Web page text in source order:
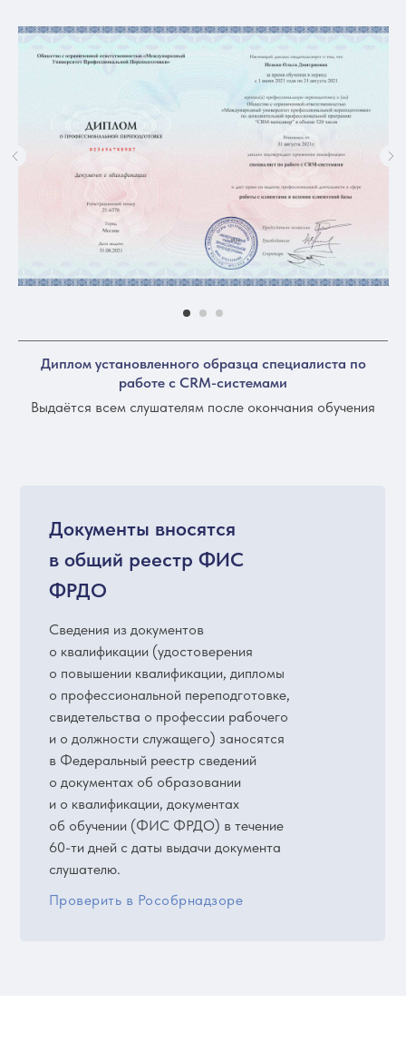
Диплом установленного образца специалиста по
работе с CRM-системами
Выдаётся всем слушателям после окончания обучения
Сведения из документов
о квалификации (удостоверения
о повышении квалификации, дипломы
о профессиональной переподготовке,
свидетельства о профессии рабочего
и о должности служащего) заносятся
в Федеральный реестр сведений
о документах об образовании
и о квалификации, документах
об обучении (ФИС ФРДО) в течение
60-ти дней с даты выдачи документа
слушателю.
Документы вносятся
в общий реестр ФИС
ФРДО
Проверить в Рособрнадзоре